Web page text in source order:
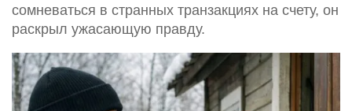
сомневаться в странных транзакциях на счету, он
раскрыл ужасающую правду.